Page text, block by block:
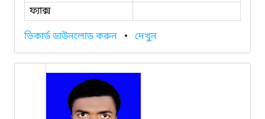
ফ্যাক্স
ভিকার্ড ডাউনলোড করুন • দেখুন